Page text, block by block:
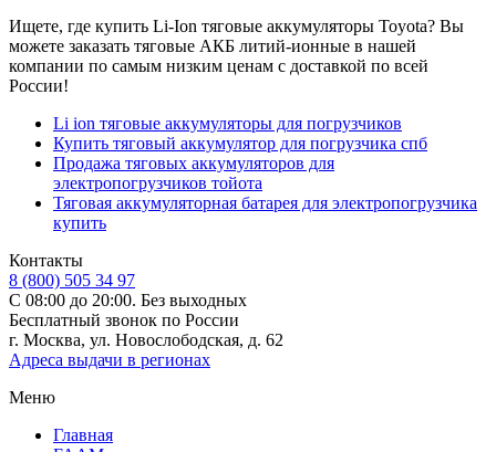
Ищете, где купить Li-Ion тяговые аккумуляторы Toyota? Вы
можете заказать тяговые АКБ литий-ионные в нашей
компании по самым низким ценам с доставкой по всей
России!
Li ion тяговые аккумуляторы для погрузчиков
Купить тяговый аккумулятор для погрузчика спб
Продажа тяговых аккумуляторов для
электропогрузчиков тойота
Тяговая аккумуляторная батарея для электропогрузчика
купить
Контакты
8 (800) 505 34 97
С 08:00 до 20:00. Без выходных
Бесплатный звонок по России
г. Москва, ул. Новослободская, д. 62
Адреса выдачи в регионах
Меню
Главная